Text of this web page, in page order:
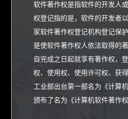
软件著作权是指软件的开发人
权登记指的是，软件的开发者
家软件著作权登记机构登记保
是使软件著作权人依法取得的
自完成之日起就享有著作权，
权、使用权、使用许可权、获
工业部出台第一部名为《计算
颁布了名为《计算机软件著作